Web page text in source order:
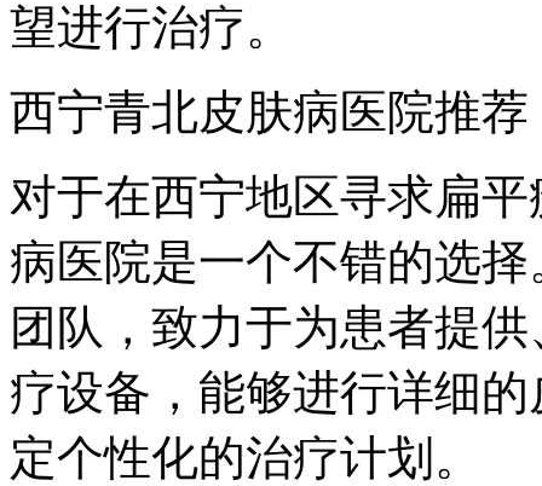
望进行治疗。
西宁青北皮肤病医院推荐
对于在西宁地区寻求扁
病医院是一个不错的选
团队，致力于为患者提
疗设备，能够进行详细
定个性化的治疗计划。